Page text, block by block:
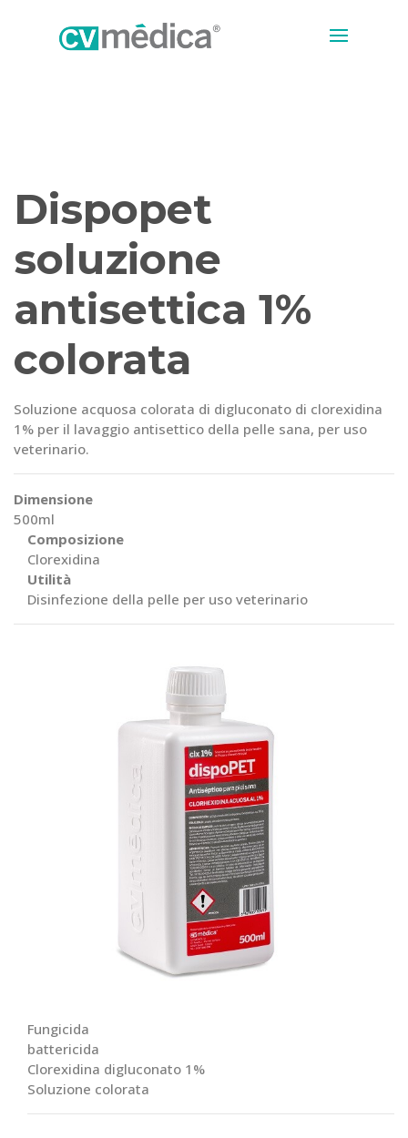
Dispopet
soluzione
antisettica 1%
colorata
Soluzione acquosa colorata di digluconato di clorexidina
1% per il lavaggio antisettico della pelle sana, per uso
veterinario.
Dimensione
500ml
Composizione
Clorexidina
Utilità
Disinfezione della pelle per uso veterinario
Fungicida
battericida
Clorexidina digluconato 1%
Soluzione colorata